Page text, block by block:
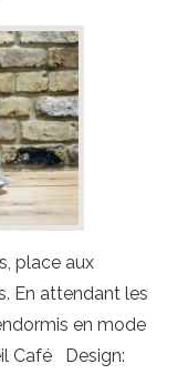
place aux
En attendant les
en mode
Café Design: